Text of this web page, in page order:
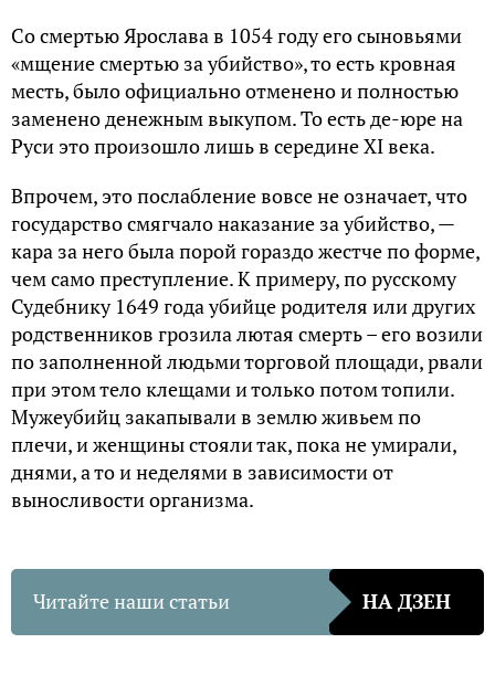
Со смертью Ярослава в 1054 году его сыновьями
«мщение смертью за убийство», то есть кровная
месть, было официально отменено и полностью
заменено денежным выкупом. То есть де-юре на
Руси это произошло лишь в середине XI века.
Впрочем, это послабление вовсе не означает, что
государство смягчало наказание за убийство, —
кара за него была порой гораздо жестче по форме,
чем само преступление. К примеру, по русскому
Судебнику 1649 года убийце родителя или других
родственников грозила лютая смерть – его возили
по заполненной людьми торговой площади, рвали
при этом тело клещами и только потом топили.
Мужеубийц закапывали в землю живьем по
плечи, и женщины стояли так, пока не умирали,
днями, а то и неделями в зависимости от
выносливости организма.
Читайте наши статьи НА ДЗЕН